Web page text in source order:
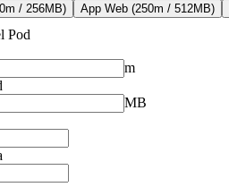
/ 256MB) App Web (250m / 512MB)
Pod
m
MB